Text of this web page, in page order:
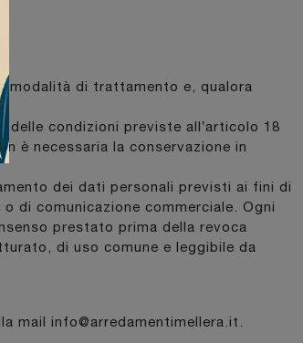
modalità di trattamento e, qualora
delle condizioni previste all’articolo 18
è necessaria la conservazione in
dei dati personali previsti ai fini di
di comunicazione commerciale. Ogni
prestato prima della revoca
di uso comune e leggibile da
info@arredamentimellera.it.